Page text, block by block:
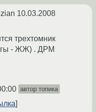
10.03.2008
трехтомник
- ЖЖ) . ДРМ
автор топика